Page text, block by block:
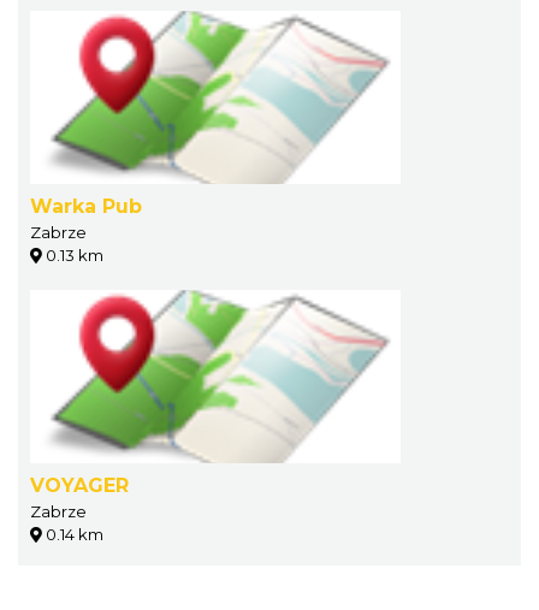
Warka Pub
Zabrze
0.13 km
VOYAGER
Zabrze
0.14 km